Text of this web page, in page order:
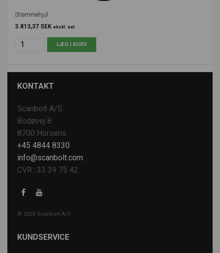
Strammehjul
3.813,37 SEK ekskl. vat
KONTAKT
Scanbolt A/S
Bodøvej 8
8700 Horsens
+45 4844 8330
info@scanbolt.com
CVR.: 33 39 75 42
© 2025 Scanbolt A/S
KUNDSERVICE